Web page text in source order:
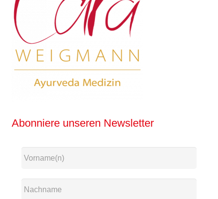
Abonniere unseren Newsletter